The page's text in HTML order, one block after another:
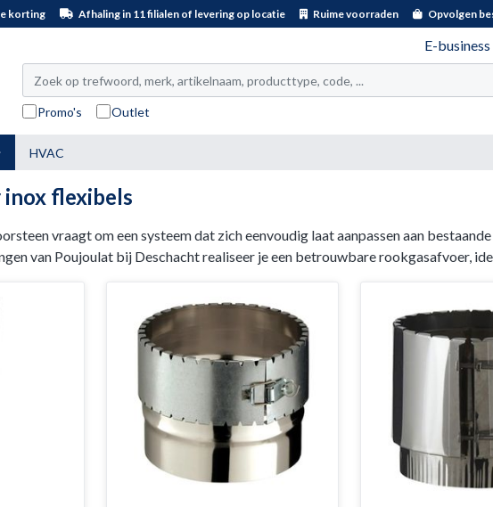
korting Afhaling in 11 filialen of levering op locatie Ruime voorraden Opvolgen
E-
Promo's Outlet
HVAC
flexibels
vraagt om een systeem dat zich eenvoudig laat aanpassen aan
van Poujoulat bij Deschacht realiseer je een betrouwbare rookgasafvoer,